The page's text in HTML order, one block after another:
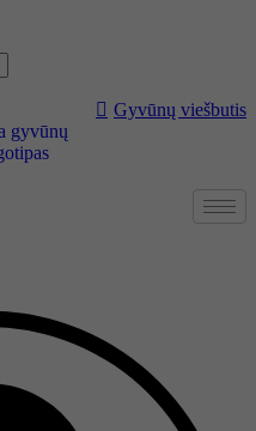
Gyvūnų viešbutis